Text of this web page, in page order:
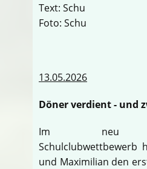
Text: Schu
Foto: Schu
13.05.2026
Döner verdient - und
Im neu
Schulclubwettbewerb
und Maximilian den